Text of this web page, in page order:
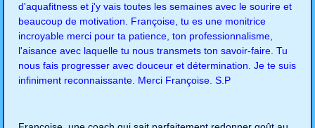
d'aquafitness et j'y vais toutes les semaines avec le sourire et
beaucoup de motivation. Françoise, tu es une monitrice
incroyable merci pour ta patience, ton professionnalisme,
l'aisance avec laquelle tu nous transmets ton savoir-faire. Tu
nous fais progresser avec douceur et détermination. Je te suis
infiniment reconnaissante. Merci Françoise. S.P